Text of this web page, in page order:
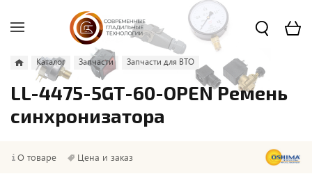
Каталог Запчасти Запчасти для ВТО
LL-4475-5GT-60-OPEN Ремень
синхронизатора
О товаре Цена и заказ